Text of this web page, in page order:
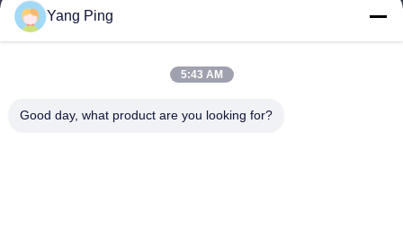
Отправьте заявку
Yang Ping
5:43 AM
Good day, what product are you looking for?